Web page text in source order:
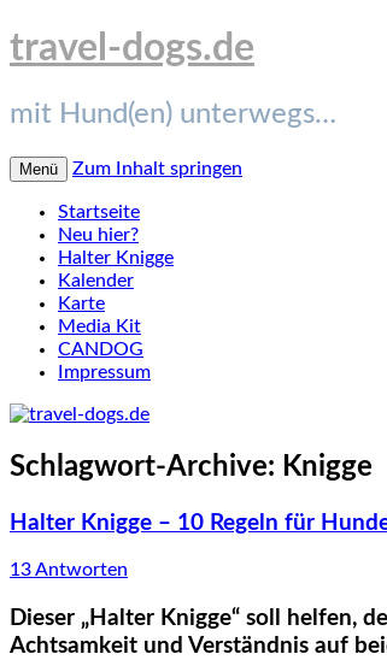
travel-dogs.de
mit Hund(en) unterwegs…
Menü Zum Inhalt springen
Startseite
Neu hier?
Halter Knigge
Kalender
Karte
Media Kit
CANDOG
Impressum
Schlagwort-Archive: Knigge
Halter Knigge – 10 Regeln für
13 Antworten
Dieser „Halter Knigge“ soll helfen,
Achtsamkeit und Verständnis auf